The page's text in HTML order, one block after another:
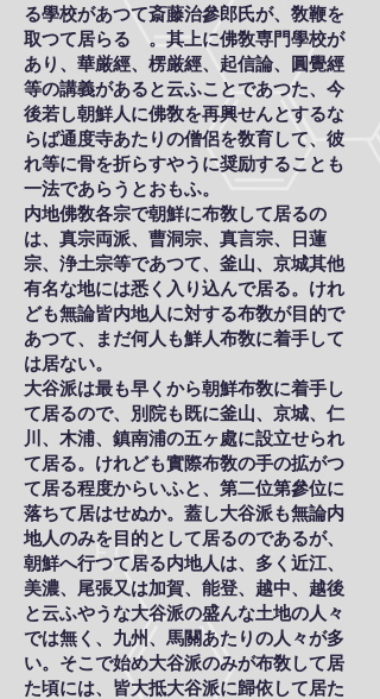
る學校があつて斎藤治參郎氏が、敎鞭を
取つて居らるゝ。其上に佛敎専門學校が
あり、華厳經、楞厳經、起信論、圓覺經
等の講義があると云ふことであつた、今
後若し朝鮮人に佛敎を再興せんとするな
らば通度寺あたりの僧侶を敎育して、彼
れ等に骨を折らすやうに奨励することも
一法であらうとおもふ。
内地佛敎各宗で朝鮮に布敎して居るの
は、真宗両派、曹洞宗、真言宗、日蓮
宗、浄土宗等であつて、釜山、京城其他
有名な地には悉く入り込んで居る。けれ
ども無論皆内地人に対する布敎が目的で
あつて、まだ何人も鮮人布敎に着手して
は居ない。
大谷派は最も早くから朝鮮布敎に着手し
て居るので、別院も既に釜山、京城、仁
川、木浦、鎮南浦の五ヶ處に設立せられ
て居る。けれども實際布敎の手の拡がつ
て居る程度からいふと、第二位第參位に
落ちて居はせぬか。蓋し大谷派も無論内
地人のみを目的として居るのであるが、
朝鮮へ行つて居る内地人は、多く近江、
美濃、尾張又は加賀、能登、越中、越後
と云ふやうな大谷派の盛んな土地の人々
では無く、九州、馬關あたりの人々が多
い。そこで始め大谷派のみが布敎して居
た頃には、皆大抵大谷派に歸依して居た